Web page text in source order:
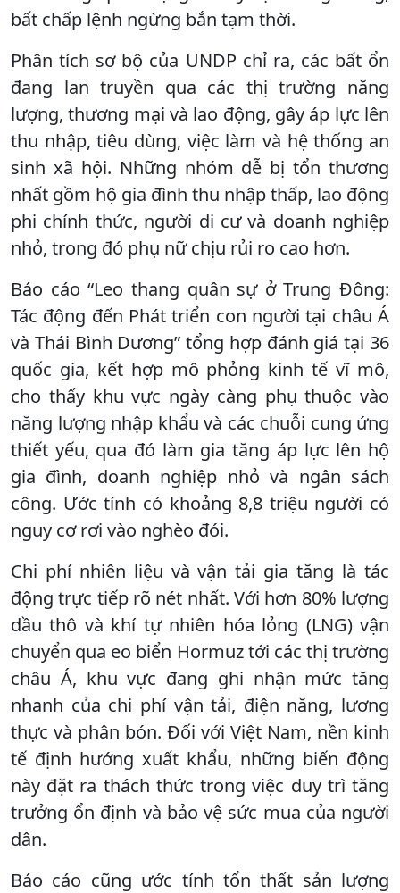
bất chấp lệnh ngừng bắn tạm thời.
Phân tích sơ bộ của UNDP chỉ ra, các bất ổn
đang lan truyền qua các thị trường năng
lượng, thương mại và lao động, gây áp lực lên
thu nhập, tiêu dùng, việc làm và hệ thống an
sinh xã hội. Những nhóm dễ bị tổn thương
nhất gồm hộ gia đình thu nhập thấp, lao động
phi chính thức, người di cư và doanh nghiệp
nhỏ, trong đó phụ nữ chịu rủi ro cao hơn.
Báo cáo “Leo thang quân sự ở Trung Đông:
Tác động đến Phát triển con người tại châu Á
và Thái Bình Dương” tổng hợp đánh giá tại 36
quốc gia, kết hợp mô phỏng kinh tế vĩ mô,
cho thấy khu vực ngày càng phụ thuộc vào
năng lượng nhập khẩu và các chuỗi cung ứng
thiết yếu, qua đó làm gia tăng áp lực lên hộ
gia đình, doanh nghiệp nhỏ và ngân sách
công. Ước tính có khoảng 8,8 triệu người có
nguy cơ rơi vào nghèo đói.
Chi phí nhiên liệu và vận tải gia tăng là tác
động trực tiếp rõ nét nhất. Với hơn 80% lượng
dầu thô và khí tự nhiên hóa lỏng (LNG) vận
chuyển qua eo biển Hormuz tới các thị trường
châu Á, khu vực đang ghi nhận mức tăng
nhanh của chi phí vận tải, điện năng, lương
thực và phân bón. Đối với Việt Nam, nền kinh
tế định hướng xuất khẩu, những biến động
này đặt ra thách thức trong việc duy trì tăng
trưởng ổn định và bảo vệ sức mua của người
dân.
Báo cáo cũng ước tính tổn thất sản lượng